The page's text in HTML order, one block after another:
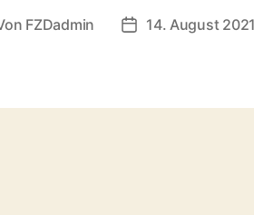
FZDadmin 14. August 2021